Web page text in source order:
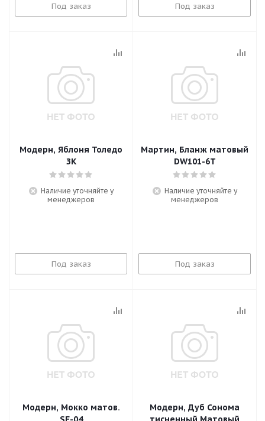
Под заказ Под заказ
Модерн, Яблоня Толедо
ЗК
Наличие уточняйте у
менеджеров
Под заказ
Мартин, Бланж матовый
DW101-6T
Наличие уточняйте у
менеджеров
Под заказ
Модерн, Мокко матов.
Модерн, Дуб Сонома